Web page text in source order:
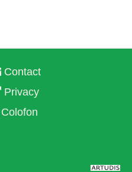
Contact
Privacy
Colofon